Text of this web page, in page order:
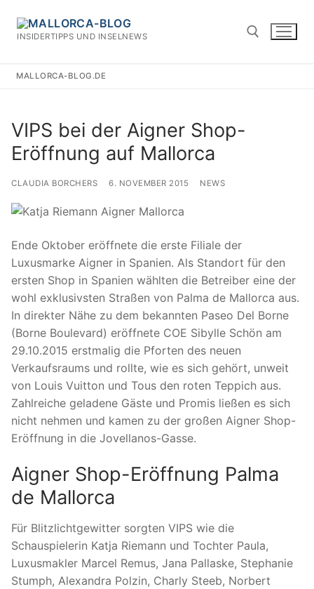
Inhalt
springen
INSIDERTIPPS UND INSELNEWS
MALLORCA-BLOG.DE
VIPS bei der Aigner Shop-
Eröffnung auf Mallorca
CLAUDIA BORCHERS 6. NOVEMBER 2015 NEWS
Ende Oktober eröffnete die erste Filiale der
Luxusmarke Aigner in Spanien. Als Standort für den
ersten Shop in Spanien wählten die Betreiber eine der
wohl exklusivsten Straßen von Palma de Mallorca aus.
In direkter Nähe zu dem bekannten Paseo Del Borne
(Borne Boulevard) eröffnete COE Sibylle Schön am
29.10.2015 erstmalig die Pforten des neuen
Verkaufsraums und rollte, wie es sich gehört, unweit
von Louis Vuitton und Tous den roten Teppich aus.
Zahlreiche geladene Gäste und Promis ließen es sich
nicht nehmen und kamen zu der großen Aigner Shop-
Eröffnung in die Jovellanos-Gasse.
Aigner Shop-Eröffnung Palma
de Mallorca
Für Blitzlichtgewitter sorgten VIPS wie die
Schauspielerin Katja Riemann und Tochter Paula,
Luxusmakler Marcel Remus, Jana Pallaske, Stephanie
Stumph, Alexandra Polzin, Charly Steeb, Norbert